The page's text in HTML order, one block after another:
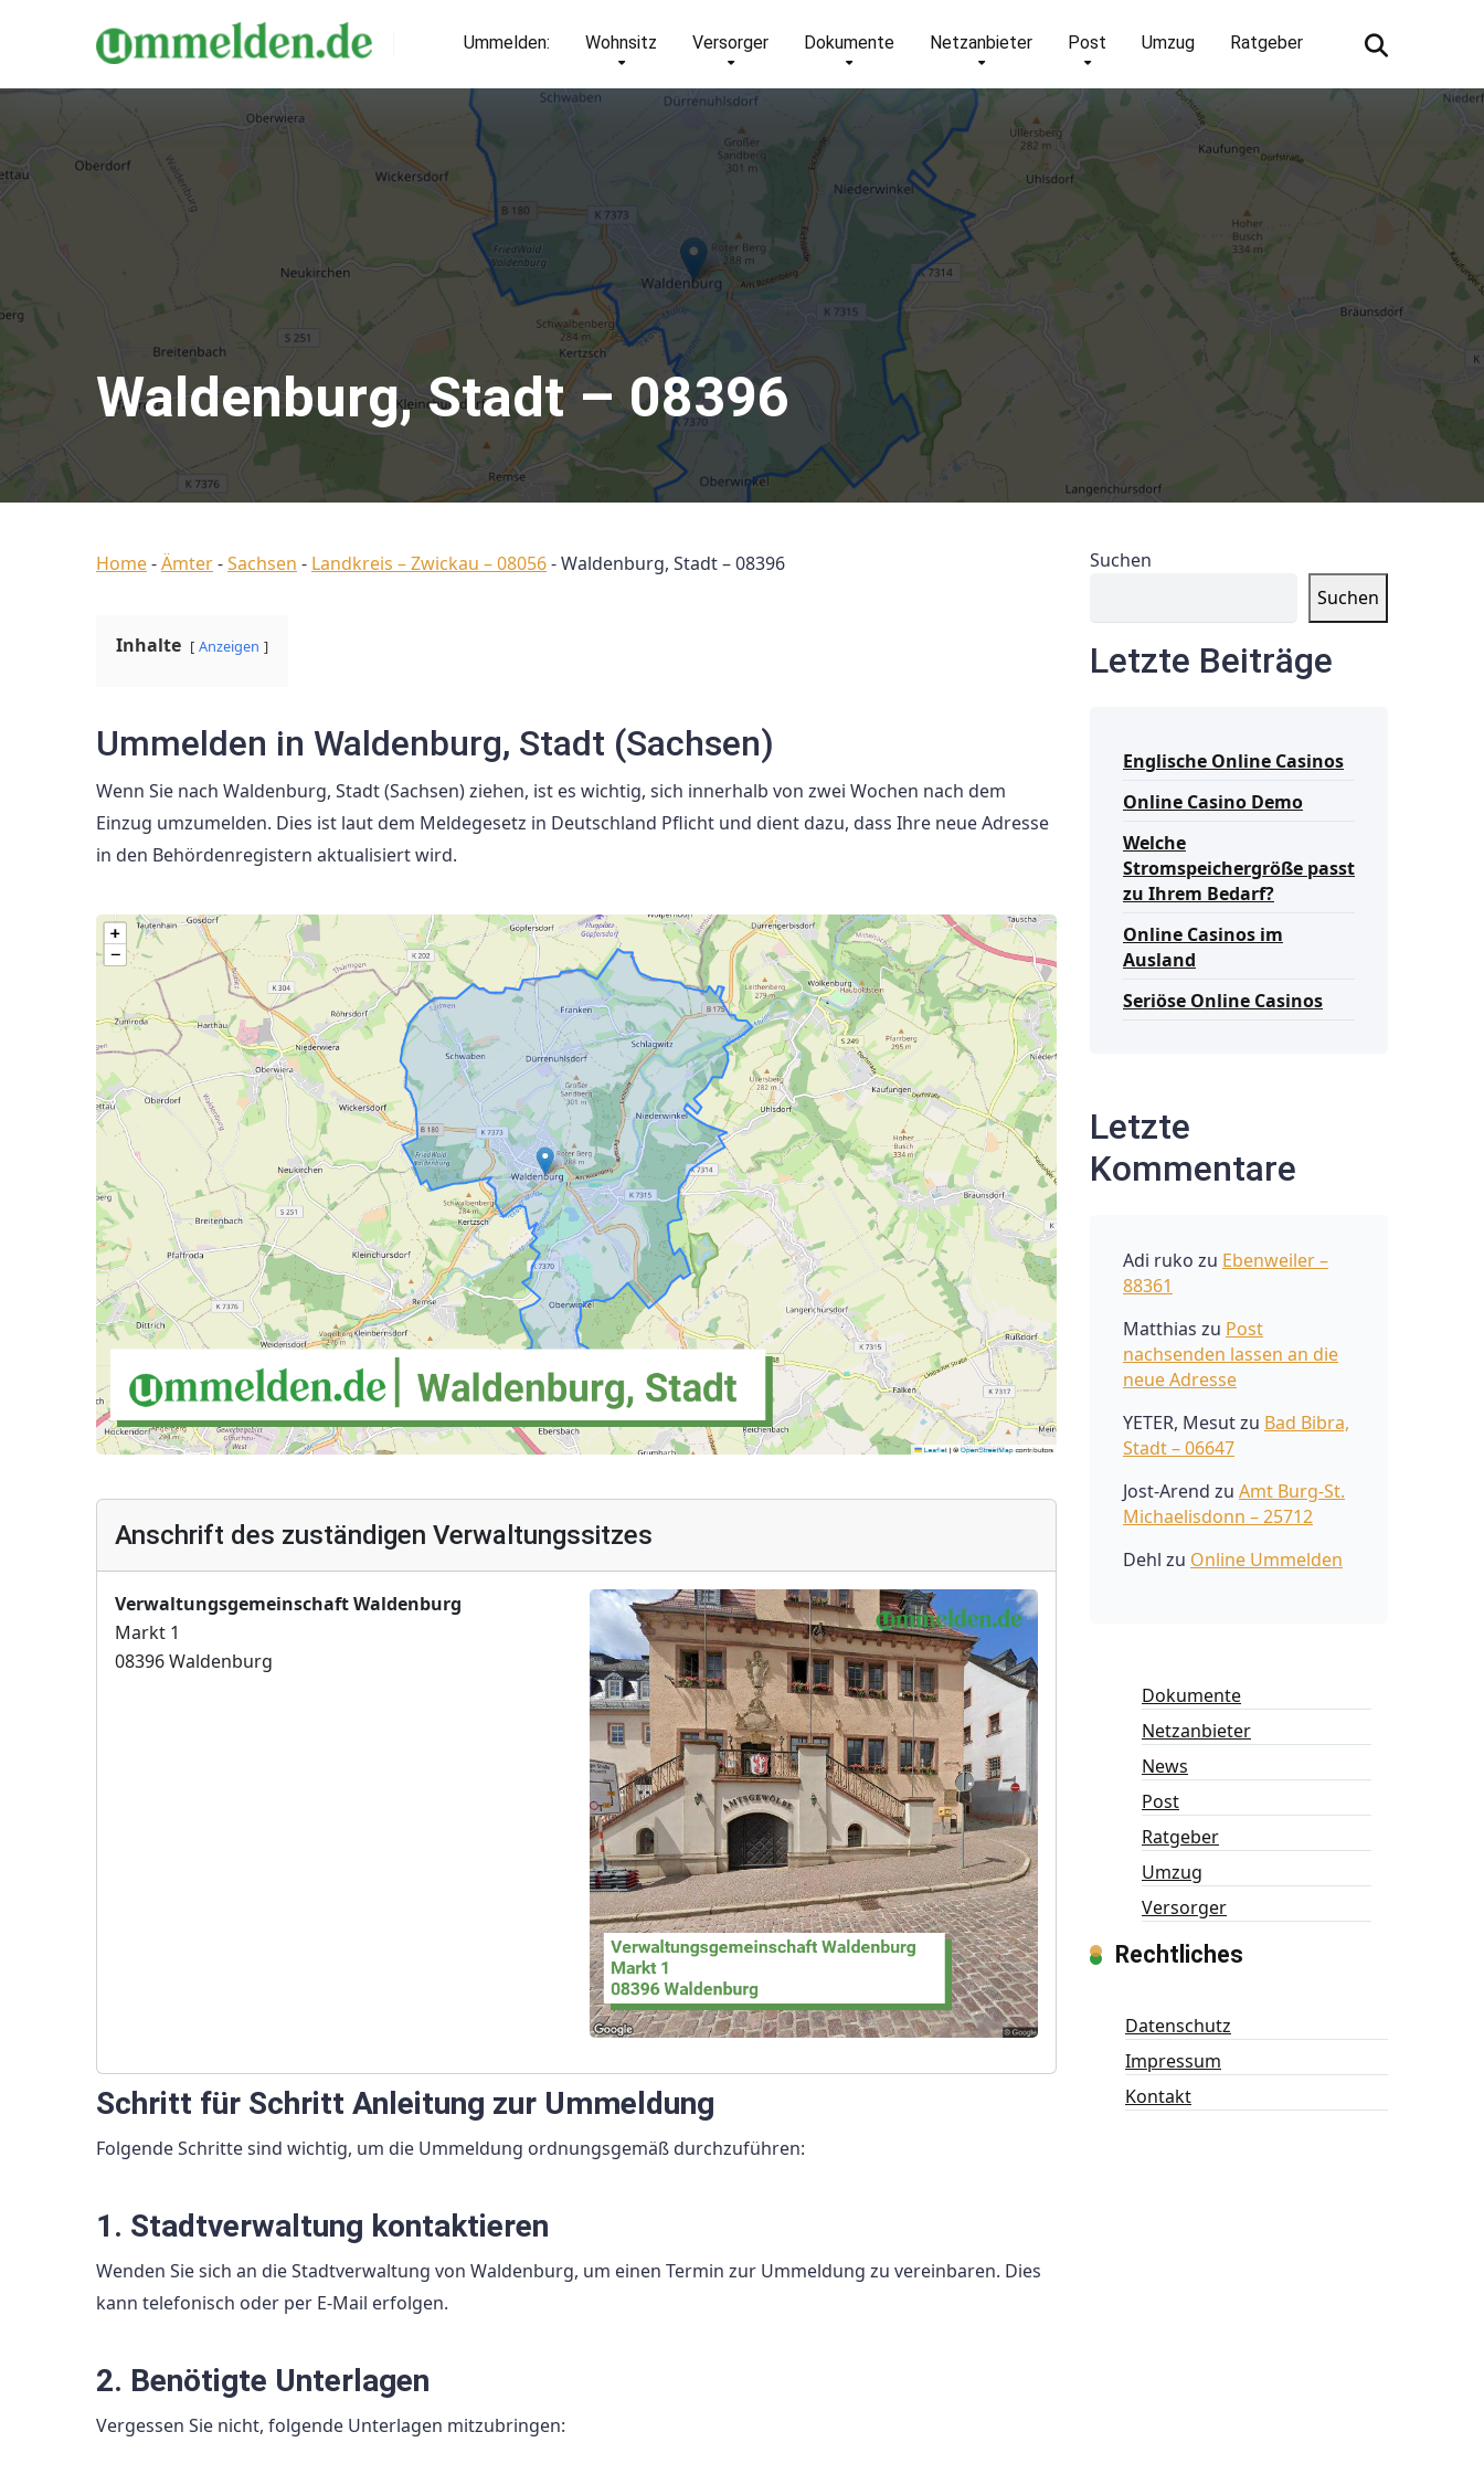
Ummelden: Wohnsitz Versorger Dokumente Netzanbieter Post Umzug Ratgeber
Waldenburg, Stadt – 08396
Home-Ämter-Sachsen - Landkreis – Zwickau – 08056-Waldenburg, Stadt – 08396
Inhalte Anzeigen
Ummelden in Waldenburg, Stadt (Sachsen)
Wenn Sie nach Waldenburg, Stadt (Sachsen) ziehen, ist es wichtig, sich innerhalb von zwei Wochen nach dem
Einzug umzumelden. Dies ist laut dem Meldegesetz in Deutschland Pflicht und dient dazu, dass Ihre neue Adresse
in den Behördenregistern aktualisiert wird.
Anschrift des zuständigen Verwaltungssitzes
Verwaltungsgemeinschaft Waldenburg
Markt 1
08396 Waldenburg
Schritt für Schritt Anleitung zur Ummeldung
Folgende Schritte sind wichtig, um die Ummeldung ordnungsgemäß durchzuführen:
1. Stadtverwaltung kontaktieren
Wenden Sie sich an die Stadtverwaltung von Waldenburg, um einen Termin zur Ummeldung zu vereinbaren. Dies
kann telefonisch oder per E-Mail erfolgen.
2. Benötigte Unterlagen
Vergessen Sie nicht, folgende Unterlagen mitzubringen:
Suchen
Suchen
Letzte Beiträge
Englische Online Casinos
Online Casino Demo
Welche
Stromspeichergröße passt
zu Ihrem Bedarf?
Online Casinos im
Ausland
Seriöse Online Casinos
Letzte
Kommentare
Adi ruko zu Ebenweiler –
88361
Matthias zu Post
nachsenden lassen an die
neue Adresse
YETER, Mesutzu Bad Bibra,
Stadt – 06647
Jost-Arend zu Amt Burg-St.
Michaelisdonn – 25712
Dehl zu Online Ummelden
Dokumente
Netzanbieter
News
Post
Ratgeber
Umzug
Versorger
Rechtliches
Datenschutz
Impressum
Kontakt